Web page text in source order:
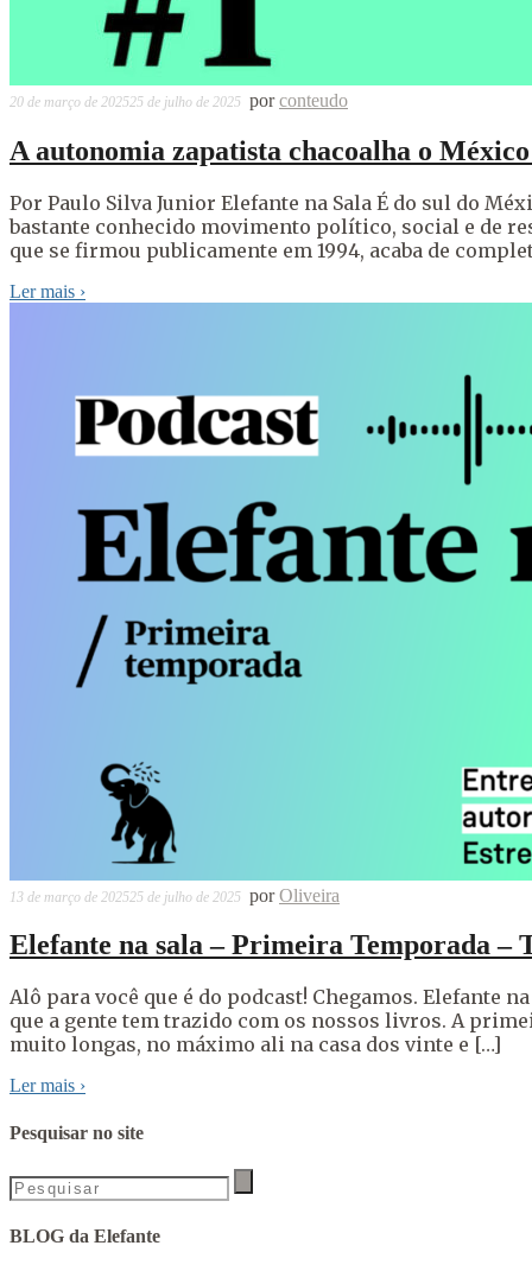
20 de março de 202525 de julho de 2025 porconteudo
A autonomia zapatista chacoalha o
Por Paulo Silva Junior Elefante na Sala É do sul do
bastante conhecido movimento político, social e de
que se firmou publicamente em 1994, acaba de
Ler mais ›
13 de março de 202525 de julho de 2025 porOliveira
Elefante na sala – Primeira Temporada –
Alô para você que é do podcast! Chegamos. Elefante
que a gente tem trazido com os nossos livros. A
muito longas, no máximo ali na casa dos vinte e […]
Ler mais ›
Pesquisar no site
BLOG da Elefante